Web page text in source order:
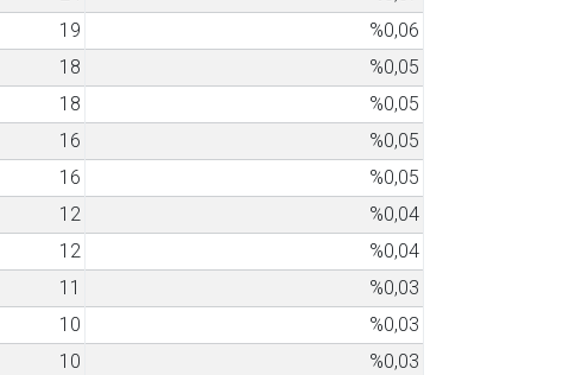
19
%0,06
18
%0,05
18
%0,05
16
%0,05
16
%0,05
12
%0,04
12
%0,04
11
%0,03
10
%0,03
10
%0,03